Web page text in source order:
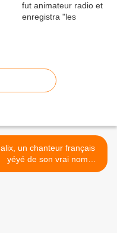
alix, un chanteur français
yéyé de son vrai nom
marcel saleur et son